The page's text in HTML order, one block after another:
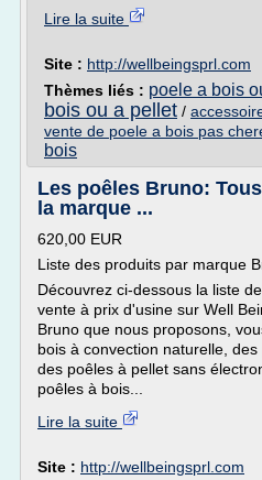
Lire la suite
Site : http://wellbeingsprl.com
Thèmes liés : poele a bois
bois ou a pellet /
vente de poele a bois pas
bois
Les poêles Bruno:
la marque ...
620,00 EUR
Liste des produits par marque
Découvrez ci-dessous la liste
vente à prix d'usine sur Well
Bruno que nous proposons,
bois à convection naturelle,
des poêles à pellet sans
poêles à bois...
Lire la suite
Site : http://wellbeingsprl.com